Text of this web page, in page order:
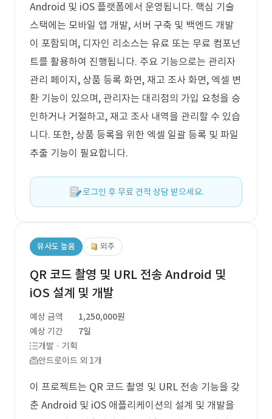
Android 및 iOS 플랫폼에서 운영됩니다. 핵심 기술
스택에는 모바일 앱 개발, 서버 구축 및 백엔드 개발
이 포함되며, 디자인 리소스는 유료 또는 무료 컴포넌
트를 활용하여 진행됩니다. 주요 기능으로는 관리자
관리 페이지, 상품 등록 화면, 재고 조사 화면, 엑셀 변
환 기능이 있으며, 관리자는 대리점의 가입 요청을 승
인하거나 거절하고, 재고 조사 내역을 관리할 수 있습
니다. 또한, 상품 등록을 위한 엑셀 일괄 등록 및 파일
추출 기능이 필요합니다.
로그인 후 무료 견적 상담 받으세요.
유사도 높음 외주
QR 코드 촬영 및 URL 전송 Android 및
iOS 설계 및 개발
예상 금액
1,250,000원
예상 기간
7일
개발 · 기획
안드로이드 외 1개
이 프로젝트는 QR 코드 촬영 및 URL 전송 기능을 갖
춘 Android 및 iOS 애플리케이션의 설계 및 개발을